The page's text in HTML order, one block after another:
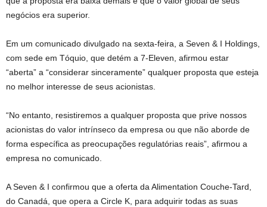
negócios era superior.
Em um comunicado divulgado na sexta-feira, a Seven & I Holdings,
com sede em Tóquio, que detém a 7-Eleven, afirmou estar
“aberta” a “considerar sinceramente” qualquer proposta que esteja
no melhor interesse de seus acionistas.
“No entanto, resistiremos a qualquer proposta que prive nossos
acionistas do valor intrínseco da empresa ou que não aborde de
forma específica as preocupações regulatórias reais”, afirmou a
empresa no comunicado.
A Seven & I confirmou que a oferta da Alimentation Couche-Tard,
do Canadá, que opera a Circle K, para adquirir todas as suas